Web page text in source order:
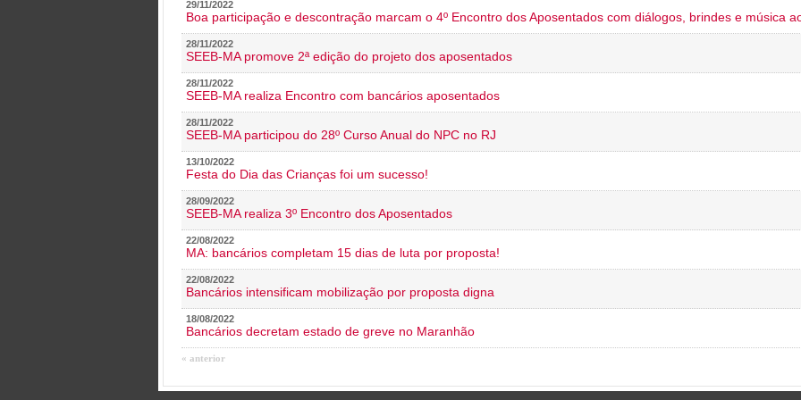
29/11/2022
Boa participação e descontração marcam o 4º Encontro dos Aposentados com diálogos, brindes e música
28/11/2022
SEEB-MA promove 2ª edição do projeto dos aposentados
28/11/2022
SEEB-MA realiza Encontro com bancários aposentados
28/11/2022
SEEB-MA participou do 28º Curso Anual do NPC no RJ
13/10/2022
Festa do Dia das Crianças foi um sucesso!
28/09/2022
SEEB-MA realiza 3º Encontro dos Aposentados
22/08/2022
MA: bancários completam 15 dias de luta por proposta!
22/08/2022
Bancários intensificam mobilização por proposta digna
18/08/2022
Bancários decretam estado de greve no Maranhão
« anterior